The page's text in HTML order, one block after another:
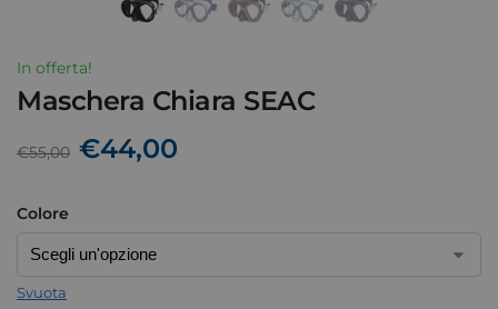
In offerta!
Maschera Chiara SEAC
€55,00 €44,00
Colore
Svuota